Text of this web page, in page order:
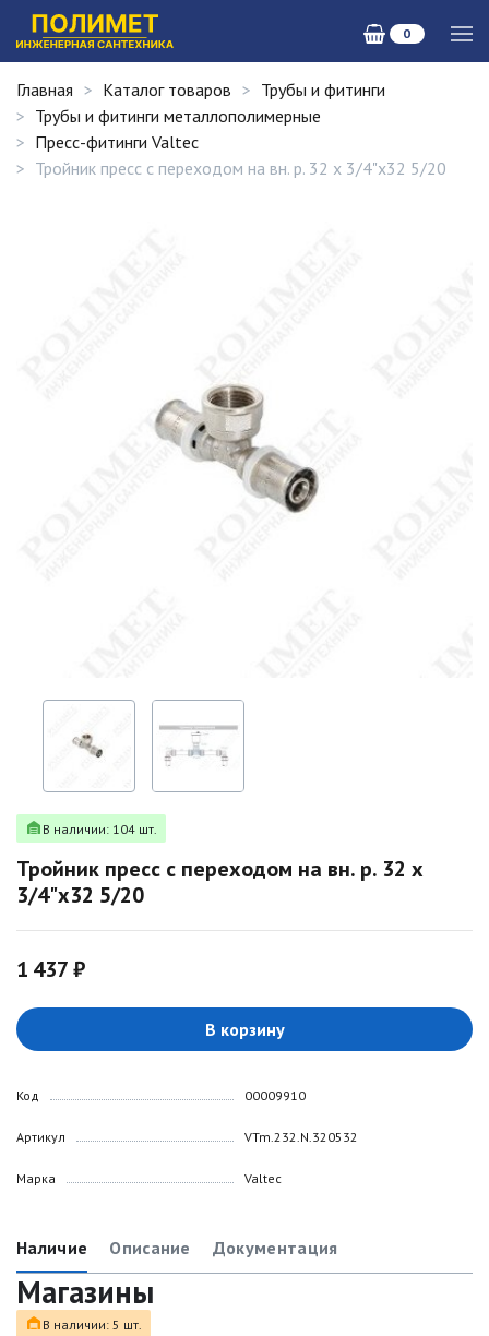
0
Главная Каталог товаров
Трубы и фитинги
Трубы и фитинги металлополимерные
Пресс-фитинги Valtec
Тройник пресс с переходом на вн. р. 32 х 3/4"х32 5/20
В наличии: 104 шт.
Тройник пресс с переходом на вн. р. 32 х
3/4"х32 5/20
1 437 ₽
В корзину
Код
Артикул
Марка
00009910
VTm.232.N.320532
Valtec
Наличие Описание Документация
Магазины
В наличии: 5 шт.